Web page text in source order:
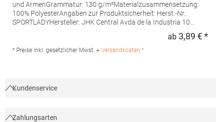
und ArmenGrammatur: 130 g/m²Materialzusammensetzung:
100% PolyesterAngaben zur Produktsicherheit: Herst.-Nr.:
SPORTLADYHersteller: JHK Central Avda de la Industria 10
ab 3,89 € *
* Preise inkl. gesetzlicher Mwst. + Versandkosten *
Kundenservice
Zahlungsarten